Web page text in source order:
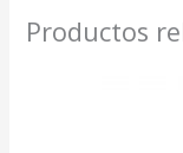
Productos